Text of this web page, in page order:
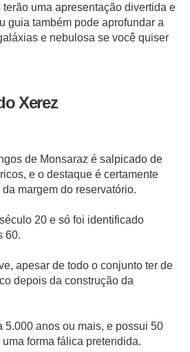
uma apresentação divertida e
guia também pode aprofundar a
e nebulosa se você quiser
Xerez
de Monsaraz é salpicado de
e o destaque é certamente
margem do reservatório.
20 e só foi identificado
60.
apesar de todo o conjunto ter de
depois da construção da
5.000 anos ou mais, e possui 50
forma fálica pretendida.